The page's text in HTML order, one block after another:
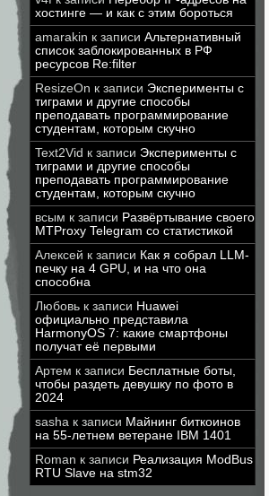
хостинге — и как с этим бороться
amarakin к записи Альтернативный
список заблокированных в РФ
ресурсов Re:filter
ResizeOn к записи Эксперименты с
тиграми и другие способы
преподавать программирование
студентам, которым скучно
Text2Vid к записи Эксперименты с
тиграми и другие способы
преподавать программирование
студентам, которым скучно
всым к записи Развёртывание своего
MTProxy Telegram со статистикой
Алексей к записи Как я собрал LLM-
печку на 4 GPU, и на что она
способна
Любовь к записи Huawei
официально представила
HarmonyOS 7: какие смартфоны
получат её первыми
Артем к записи Бесплатные боты,
чтобы раздеть девушку по фото в
2024
sasha к записи Майнинг биткоинов
на 55-летнем ветеране IBM 1401
Roman к записи Реализация ModBus
RTU Slave на stm32